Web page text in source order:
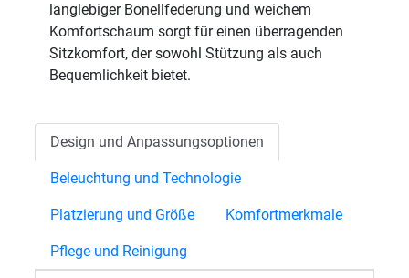
langlebiger Bonellfederung und weichem
Komfortschaum sorgt für einen überragenden
Sitzkomfort, der sowohl Stützung als auch
Bequemlichkeit bietet.
Design und Anpassungsoptionen
Beleuchtung und Technologie
Platzierung und Größe Komfortmerkmale
Pflege und Reinigung